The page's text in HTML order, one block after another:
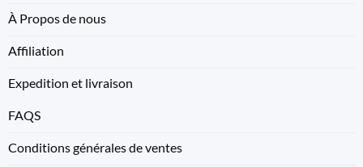
À Propos de nous
Affiliation
Expedition et livraison
FAQS
Conditions générales de ventes